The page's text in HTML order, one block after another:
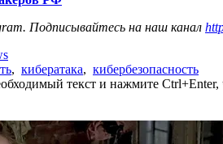
Подписывайтесь на наш канал
, кибератака, кибербезопасность
текст и нажмите